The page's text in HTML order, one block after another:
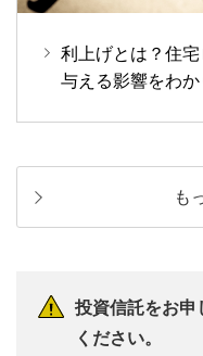
利上げとは？住
与える影響をわ
も
投資信託をお申
ください。